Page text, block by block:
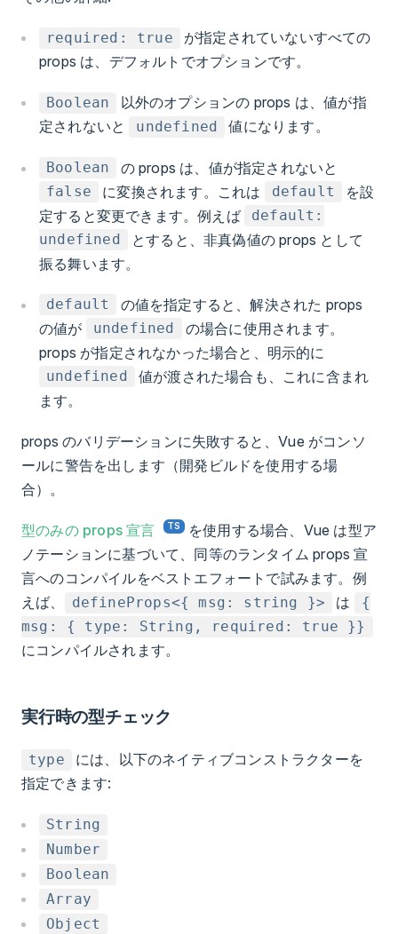
required: true
が指定されていないすべての
props は、デフォルトでオプションです。
Boolean
以外のオプションの props は、値が指
定されないと
undefined 値になります。
Boolean の props は、値が指定されないと
false に変換されます。これは default
を設
定すると変更できます。例えば
default:
undefined
とすると、非真偽値の props として
振る舞います。
default
の値を指定すると、解決された props
の値が
undefined
の場合に使用されます。
props が指定されなかった場合と、明示的に
undefined
値が渡された場合も、これに含まれ
ます。
props のバリデーションに失敗すると、Vue がコンソ
ールに警告を出します（開発ビルドを使用する場
合）。
型のみの props 宣言
を使用する場合、Vue は型ア
ノテーションに基づいて、同等のランタイム props 宣
言へのコンパイルをベストエフォートで試みます。例
えば、
defineProps<{ msg: string }> は
{
msg: { type: String, required: true }}
にコンパイルされます。
実行時の型チェック
type
には、以下のネイティブコンストラクターを
指定できます:
String
Number
Boolean
Array
Object